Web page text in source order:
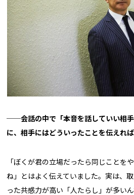
──会話の中で「本音を話していい相
に、相手にはどういったことを伝えれ
「ぼくが君の立場だったら同じことを
ね」とはよく伝えていました。実は、
った共感力が高い「人たらし」が多いん